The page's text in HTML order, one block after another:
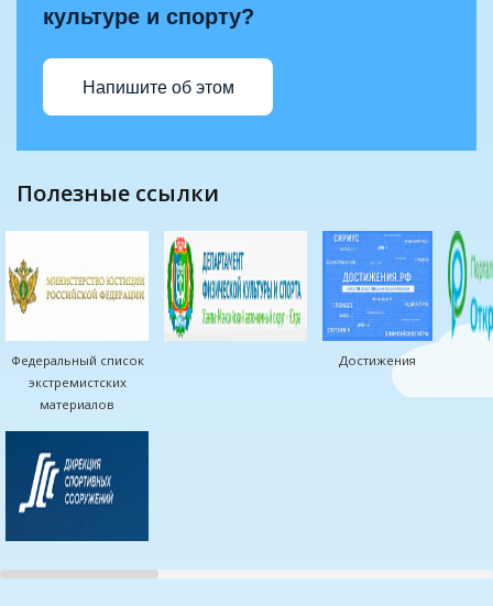
культуре и спорту?
Напишите об этом
полезные ссылки
Федеральный список
экстремистских
материалов
Достижения